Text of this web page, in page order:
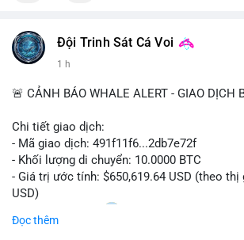
#vlikevn #titanbot
📰 Nguồn: Cointelegraph
Đội Trinh Sát Cá Voi
1 h
🚨 CẢNH BÁO WHALE ALERT - GIAO DỊCH
Chi tiết giao dịch:
- Mã giao dịch: 491f11f6...2db7e72f
- Khối lượng di chuyển: 10.0000 BTC
- Giá trị ước tính: $650,619.64 USD (theo thị
USD)
- Thời gian: 11:20
Đọc thêm